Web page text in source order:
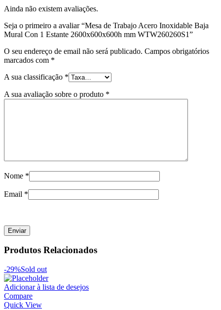
Ainda não existem avaliações.
Seja o primeiro a avaliar “Mesa de Trabajo Acero Inoxidable Baja
Mural Con 1 Estante 2600x600x600h mm WTW260260S1”
O seu endereço de email não será publicado. Campos obrigatórios
marcados com *
A sua classificação *
A sua avaliação sobre o produto *
Nome *
Email *
Produtos Relacionados
-29%Sold out
Adicionar à lista de desejos
Compare
Quick View